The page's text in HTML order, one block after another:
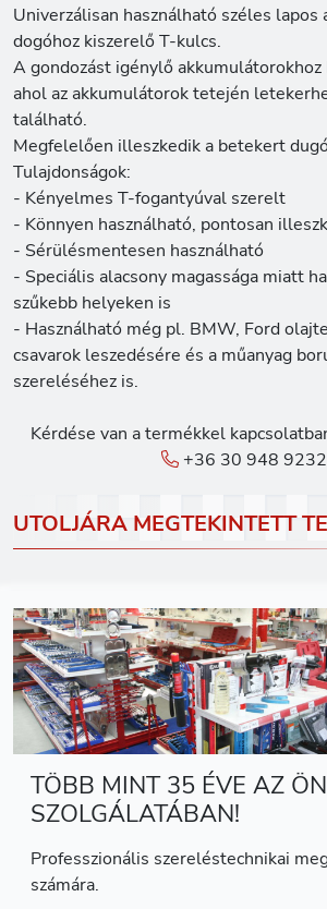
Univerzálisan használható széles
dogóhoz kiszerelő T-kulcs.
A gondozást igénylő
ahol az akkumulátorok tetején
található.
Megfelelően illeszkedik a betekert
Tulajdonságok:
- Kényelmes T-fogantyúval szerelt
- Könnyen használható, pontosan
- Sérülésmentesen használható
- Speciális alacsony magassága miatt
szűkebb helyeken is
- Használható még pl. BMW, Ford
csavarok leszedésére és a műanyag
szereléséhez is.
Kérdése van a termékkel
+36 30 948 9232
UTOLJÁRA MEGTEKINTETT
TÖBB MINT 35 ÉVE AZ
SZOLGÁLATÁBAN!
Professzionális szereléstechnikai
számára.